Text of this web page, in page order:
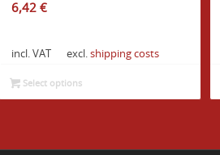
6,42 €
incl. VAT excl. shipping costs
Select options